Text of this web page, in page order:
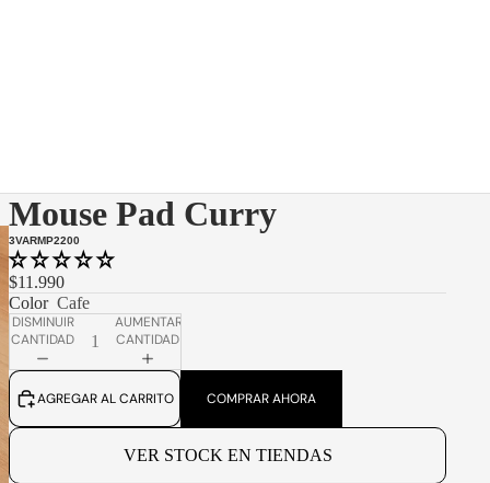
Mouse Pad Curry
3VARMP2200
$11.990
Color Cafe
DISMINUIR
CANTIDAD
AUMENTAR
CANTIDAD
AGREGAR AL CARRITO COMPRAR AHORA
VER STOCK EN TIENDAS